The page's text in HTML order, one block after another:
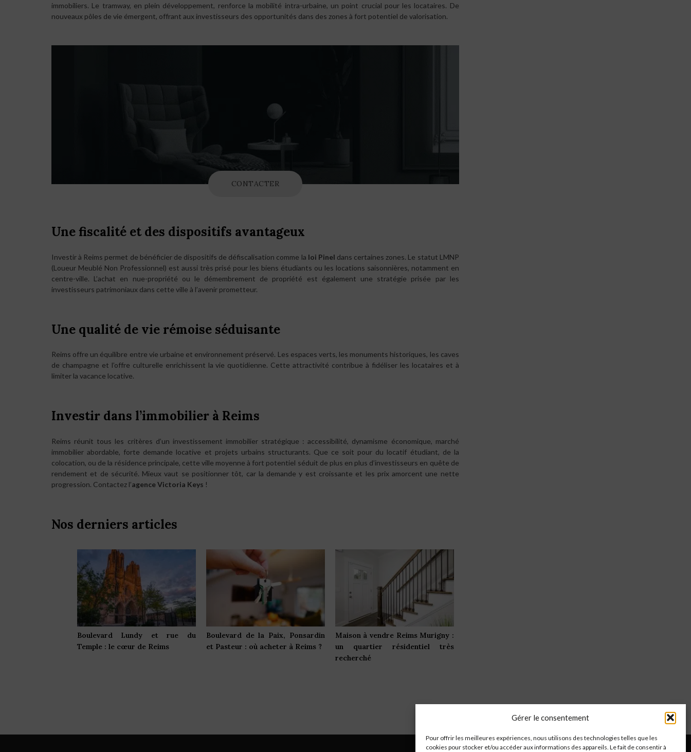
Gérer le consentement
Pour offrir les meilleures expériences, nous utilisons des technologies telles que les
cookies pour stocker et/ou accéder aux informations des appareils. Le fait de consentir à
immobiliers. Le tramway, en plein développement, renforce la mobilité intra-urbaine, un point crucial pour les locataires. De
nouveaux pôles de vie émergent, offrant aux investisseurs des opportunités dans des zones à fort potentiel de valorisation.
CONTACTER
Une fiscalité et des dispositifs avantageux
Investir à Reims permet de bénéficier de dispositifs de défiscalisation comme la loi Pinel dans certaines zones. Le statut LMNP
(Loueur Meublé Non Professionnel) est aussi très prisé pour les biens étudiants ou les locations saisonnières, notamment en
centre-ville. L’achat en nue-propriété ou le démembrement de propriété est également une stratégie prisée par les
investisseurs patrimoniaux dans cette ville à l’avenir prometteur.
Une qualité de vie rémoise séduisante
Reims offre un équilibre entre vie urbaine et environnement préservé. Les espaces verts, les monuments historiques, les caves
de champagne et l’offre culturelle enrichissent la vie quotidienne. Cette attractivité contribue à fidéliser les locataires et à
limiter la vacance locative.
Investir dans l’immobilier à Reims
Reims réunit tous les critères d’un investissement immobilier stratégique : accessibilité, dynamisme économique, marché
immobilier abordable, forte demande locative et projets urbains structurants. Que ce soit pour du locatif étudiant, de la
colocation, ou de la résidence principale, cette ville moyenne à fort potentiel séduit de plus en plus d’investisseurs en quête de
rendement et de sécurité. Mieux vaut se positionner tôt, car la demande y est croissante et les prix amorcent une nette
progression. Contactez l’agence Victoria Keys !
Nos derniers articles
Boulevard Lundy et rue du
Temple : le cœur de Reims
Boulevard de la Paix, Ponsardin
et Pasteur : où acheter à Reims ?
Maison à vendre Reims Murigny :
un quartier résidentiel très
recherché
Navigation